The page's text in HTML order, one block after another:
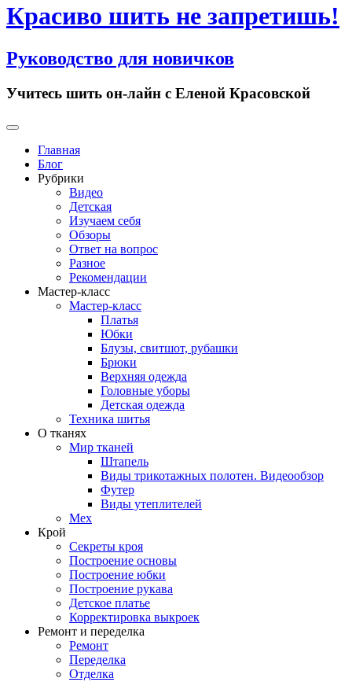
Красиво шить не запретишь!
Руководство для новичков
Учитесь шить он-лайн с Еленой Красовской
Primary
Главная
Блог
Рубрики
Видео
Детская
Изучаем себя
Обзоры
Ответ на вопрос
Разное
Рекомендации
Мастер-класс
Мастер-класс
Платья
Юбки
Блузы, свитшот, рубашки
Брюки
Верхняя одежда
Головные уборы
Детская одежда
Техника шитья
О тканях
Мир тканей
Штапель
Виды трикотажных полотен. Видеообзор
Футер
Виды утеплителей
Мех
Крой
Секреты кроя
Построение основы
Построение юбки
Построение рукава
Детское платье
Корректировка выкроек
Ремонт и переделка
Ремонт
Переделка
Отделка